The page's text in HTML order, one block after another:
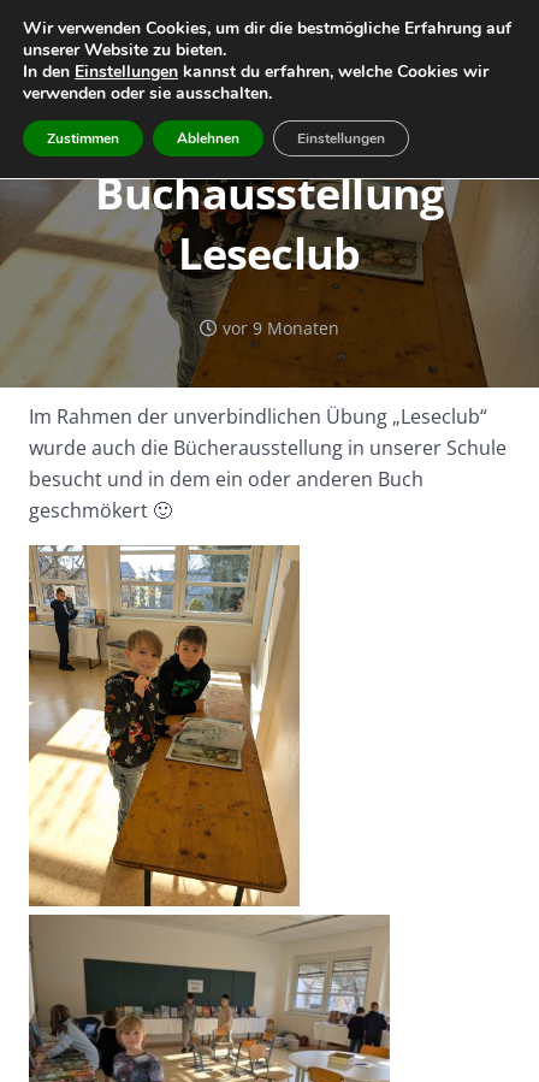
Home Leitbild
Geschichte
Buchausstellung
Leseclub
vor 9 Monaten
Im Rahmen der unverbindlichen Übung „Leseclub“
wurde auch die Bücherausstellung in unserer Schule
besucht und in dem ein oder anderen Buch
geschmökert 🙂
Wir verwenden Cookies, um dir die bestmögliche Erfahrung auf
unserer Website zu bieten.
In den Einstellungen kannst du erfahren, welche Cookies wir
verwenden oder sie ausschalten.
Zustimmen Ablehnen Einstellungen